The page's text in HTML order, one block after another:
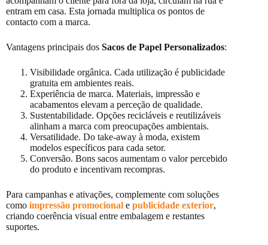
entram em casa. Esta jornada multiplica os pontos de
contacto com a marca.
Vantagens principais dos Sacos de Papel Personalizados:
Visibilidade orgânica. Cada utilização é publicidade
gratuita em ambientes reais.
Experiência de marca. Materiais, impressão e
acabamentos elevam a perceção de qualidade.
Sustentabilidade. Opções recicláveis e reutilizáveis
alinham a marca com preocupações ambientais.
Versatilidade. Do take-away à moda, existem
modelos específicos para cada setor.
Conversão. Bons sacos aumentam o valor percebido
do produto e incentivam recompras.
Para campanhas e ativações, complemente com soluções
como impressão promocional e publicidade exterior,
criando coerência visual entre embalagem e restantes
suportes.